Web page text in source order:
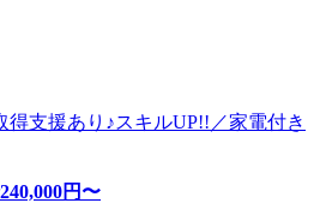
支援あり♪スキルUP!!／家電付き
240,000円〜